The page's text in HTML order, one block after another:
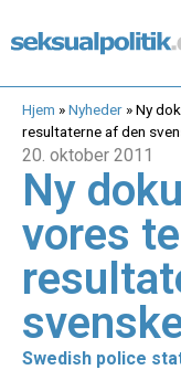
Hjem »Nyheder »Ny
resultaterne af den
20. oktober 2011
Ny
vores
Swedish police